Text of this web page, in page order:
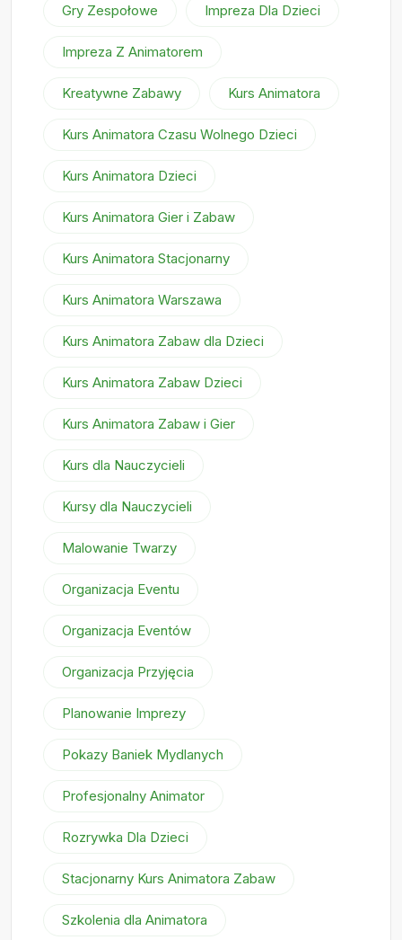
Gry Zespołowe Impreza Dla Dzieci
Impreza Z Animatorem
Kreatywne Zabawy Kurs Animatora
Kurs Animatora Czasu Wolnego Dzieci
Kurs Animatora Dzieci
Kurs Animatora Gier i Zabaw
Kurs Animatora Stacjonarny
Kurs Animatora Warszawa
Kurs Animatora Zabaw dla Dzieci
Kurs Animatora Zabaw Dzieci
Kurs Animatora Zabaw i Gier
Kurs dla Nauczycieli
Kursy dla Nauczycieli
Malowanie Twarzy
Organizacja Eventu
Organizacja Eventów
Organizacja Przyjęcia
Planowanie Imprezy
Pokazy Baniek Mydlanych
Profesjonalny Animator
Rozrywka Dla Dzieci
Stacjonarny Kurs Animatora Zabaw
Szkolenia dla Animatora